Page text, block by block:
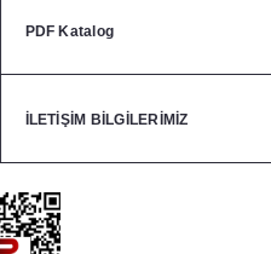
PDF Katalog
İLETİŞİM BİLGİLERİMİZ